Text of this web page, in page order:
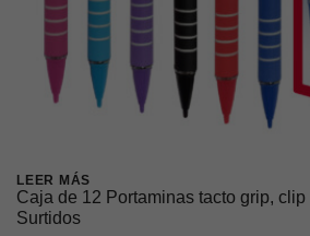
LEER MÁS
Caja de 12 Portaminas tacto grip,
Surtidos